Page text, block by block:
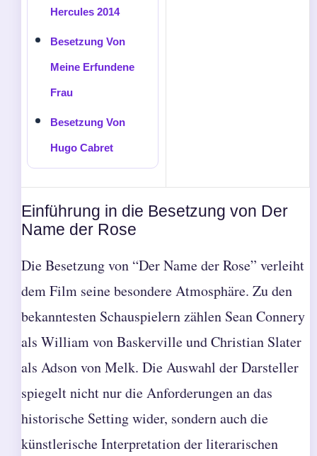
Hercules 2014
Besetzung Von
Meine Erfundene
Frau
Besetzung Von
Hugo Cabret
Einführung in die Besetzung von Der
Name der Rose
Die Besetzung von “Der Name der Rose” verleiht
dem Film seine besondere Atmosphäre. Zu den
bekanntesten Schauspielern zählen Sean Connery
als William von Baskerville und Christian Slater
als Adson von Melk. Die Auswahl der Darsteller
spiegelt nicht nur die Anforderungen an das
historische Setting wider, sondern auch die
künstlerische Interpretation der literarischen